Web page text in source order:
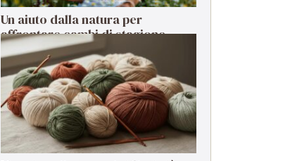
Un aiuto dalla natura per
affrontare cambi di stagione,
stress e cali di energia